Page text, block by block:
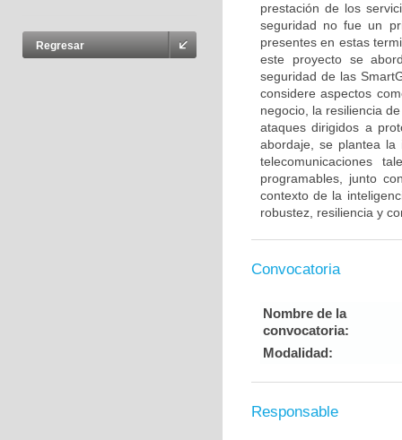
Regresar
prestación de los
seguridad no fue un
presentes en estas
este proyecto se
seguridad de las
considere aspectos
negocio, la resiliencia
ataques dirigidos a
abordaje, se plantea
telecomunicaciones
programables, junto
contexto de la
robustez, resiliencia y
Convocatoria
Nombre de la
convocatoria:
Modalidad:
Responsable